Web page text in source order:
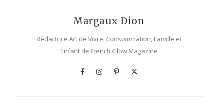
Margaux Dion
Rédactrice Art de Vivre, Consommation, Famille et
Enfant de French Glow Magazine